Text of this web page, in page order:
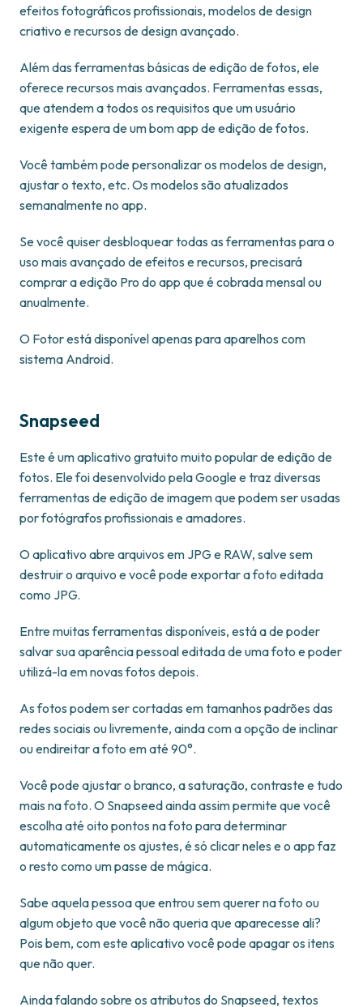
efeitos fotográficos profissionais, modelos de design
criativo e recursos de design avançado.
Além das ferramentas básicas de edição de fotos, ele
oferece recursos mais avançados. Ferramentas essas,
que atendem a todos os requisitos que um usuário
exigente espera de um bom app de edição de fotos.
Você também pode personalizar os modelos de design,
ajustar o texto, etc. Os modelos são atualizados
semanalmente no app.
Se você quiser desbloquear todas as ferramentas para o
uso mais avançado de efeitos e recursos, precisará
comprar a edição Pro do app que é cobrada mensal ou
anualmente.
O Fotor está disponível apenas para aparelhos com
sistema Android.
Snapseed
Este é um aplicativo gratuito muito popular de edição de
fotos. Ele foi desenvolvido pela Google e traz diversas
ferramentas de edição de imagem que podem ser usadas
por fotógrafos profissionais e amadores.
O aplicativo abre arquivos em JPG e RAW, salve sem
destruir o arquivo e você pode exportar a foto editada
como JPG.
Entre muitas ferramentas disponíveis, está a de poder
salvar sua aparência pessoal editada de uma foto e poder
utilizá-la em novas fotos depois.
As fotos podem ser cortadas em tamanhos padrões das
redes sociais ou livremente, ainda com a opção de inclinar
ou endireitar a foto em até 90°.
Você pode ajustar o branco, a saturação, contraste e tudo
mais na foto. O Snapseed ainda assim permite que você
escolha até oito pontos na foto para determinar
automaticamente os ajustes, é só clicar neles e o app faz
o resto como um passe de mágica.
Sabe aquela pessoa que entrou sem querer na foto ou
algum objeto que você não queria que aparecesse ali?
Pois bem, com este aplicativo você pode apagar os itens
que não quer.
Ainda falando sobre os atributos do Snapseed, textos